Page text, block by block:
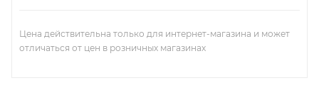
Цена действительна только для интернет-магазина и может
отличаться от цен в розничных магазинах